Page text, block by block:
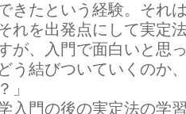
きたという経験。それ
れを出発点にして実定
が、入門で面白いと思
う結びついていくのか
」
学入門の後の実定法の学